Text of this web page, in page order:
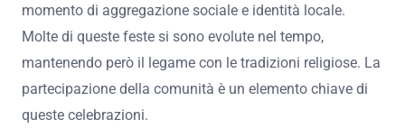
momento di aggregazione sociale e identità locale.
Molte di queste feste si sono evolute nel tempo,
mantenendo però il legame con le tradizioni religiose. La
partecipazione della comunità è un elemento chiave di
queste celebrazioni.